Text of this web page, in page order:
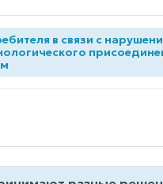
в связи с